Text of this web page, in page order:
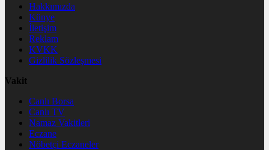
Hakkımızda
Künye
İletişim
Reklam
KVKK
Gizlilik Sözleşmesi
Vakit
Canlı Borsa
Canlı TV
Namaz Vakitleri
Eczane
Nöbetçi Eczaneler